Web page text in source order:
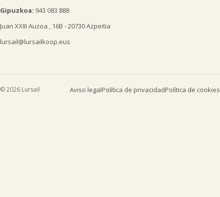
Gipuzkoa: 943 083 888
Juan XXIII Auzoa , 16B - 20730 Azpeitia
lursail@lursailkoop.eus
© 2026 Lursail Aviso legalPolítica de privacidadPolítica de cookies